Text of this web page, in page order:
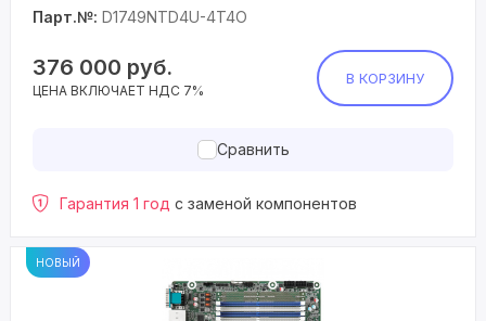
Парт.№: D1749NTD4U-4T4O
376 000 руб.
ЦЕНА ВКЛЮЧАЕТ НДС 7%
В КОРЗИНУ
Сравнить
Гарантия 1 год с заменой компонентов
НОВЫЙ